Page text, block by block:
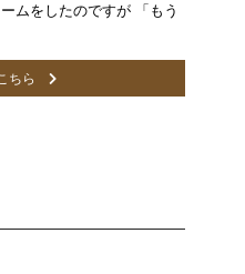
ムをしたのですが 「もう
ちら